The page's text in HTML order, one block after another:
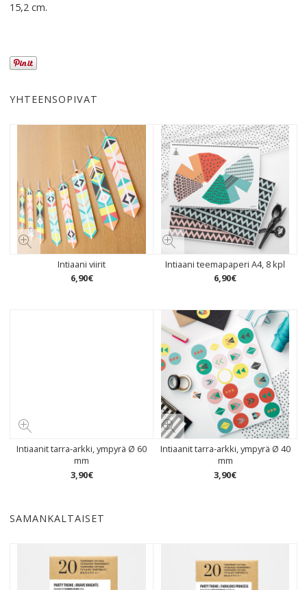
15,2 cm.
YHTEENSOPIVAT
Intiaani viirit
6,90€
Intiaani teemapaperi A4, 8 kpl
6,90€
Intiaanit tarra-arkki, ympyrä Ø 60
mm
3,90€
Intiaanit tarra-arkki, ympyrä Ø 40
mm
3,90€
SAMANKALTAISET